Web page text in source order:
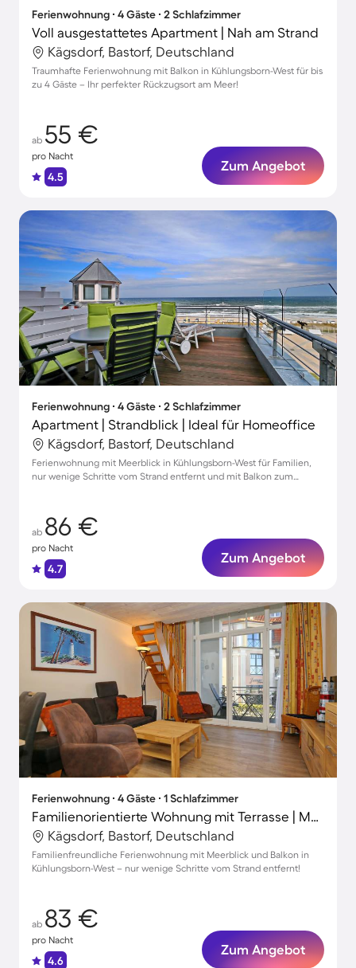
Ferienwohnung ∙ 4 Gäste ∙ 2 Schlafzimmer
Voll ausgestattetes Apartment | Nah am Strand
Kägsdorf, Bastorf, Deutschland
Traumhafte Ferienwohnung mit Balkon in Kühlungsborn-West für bis
zu 4 Gäste – Ihr perfekter Rückzugsort am Meer!
ab 55 €
pro Nacht
4.5
Zum Angebot
Ferienwohnung ∙ 4 Gäste ∙ 2 Schlafzimmer
Apartment | Strandblick | Ideal für Homeoffice
Kägsdorf, Bastorf, Deutschland
Ferienwohnung mit Meerblick in Kühlungsborn-West für Familien,
nur wenige Schritte vom Strand entfernt und mit Balkon zum
ab 86 €
pro Nacht
4.7
Zum Angebot
Ferienwohnung ∙ 4 Gäste ∙ 1 Schlafzimmer
Familienorientierte Wohnung mit Terrasse | Meerblick | Neben dem Strand | Haustiere erlaubt
Kägsdorf, Bastorf, Deutschland
Familienfreundliche Ferienwohnung mit Meerblick und Balkon in
Kühlungsborn-West – nur wenige Schritte vom Strand entfernt!
ab 83 €
pro Nacht
4.6
Zum Angebot